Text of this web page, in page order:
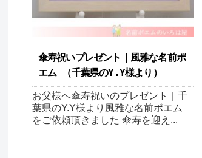
傘寿祝いプレゼント｜風雅な名前ポ
エム （千葉県のY.Y様より ）
お父様へ傘寿祝いのプレゼント｜千
葉県のY.Y様より風雅な名前ポエム
をご依頼頂きました 傘寿を迎え...